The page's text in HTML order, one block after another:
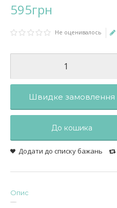
595грн
Не оценивалось
Швидке замовлення
До кошика
Додати до списку бажань
Опис